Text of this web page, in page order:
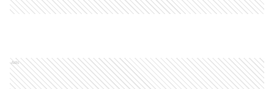
Ads